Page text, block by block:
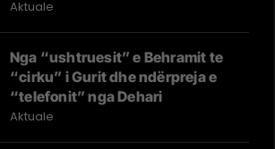
synimet e saj?
Aktuale
Nga “ushtruesit” e Behramit te
“cirku” i Gurit dhe ndërpreja e
“telefonit” nga Dehari
Aktuale